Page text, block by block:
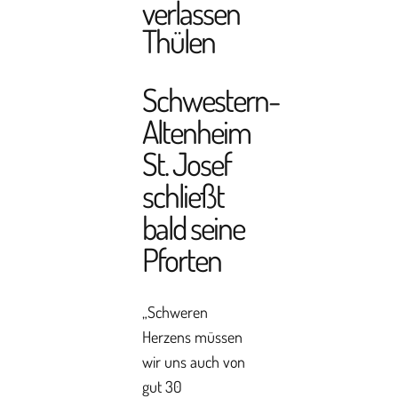
verlassen
Thülen
Schwestern-
Altenheim
St. Josef
schließt
bald seine
Pforten
„Schweren
Herzens müssen
wir uns auch von
gut 30